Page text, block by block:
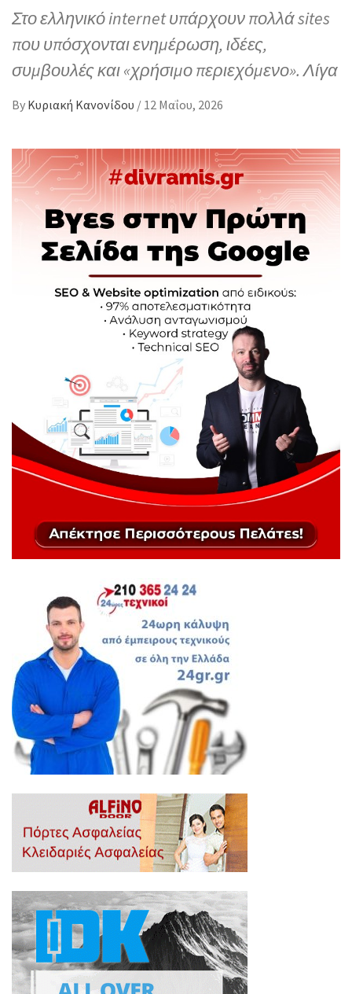
Στο ελληνικό internet υπάρχουν πολλά sites
που υπόσχονται ενημέρωση, ιδέες,
συμβουλές και «χρήσιμο περιεχόμενο». Λίγα
By Κυριακή Κανονίδου / 12 Μαΐου, 2026